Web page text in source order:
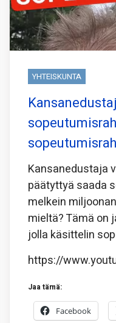
YHTEISKUNTA
Kansanedustaja
päätyttyä saada
melkein
mieltä? Tämä on
jolla käsittelin
https://
Jaa tämä:
Facebook